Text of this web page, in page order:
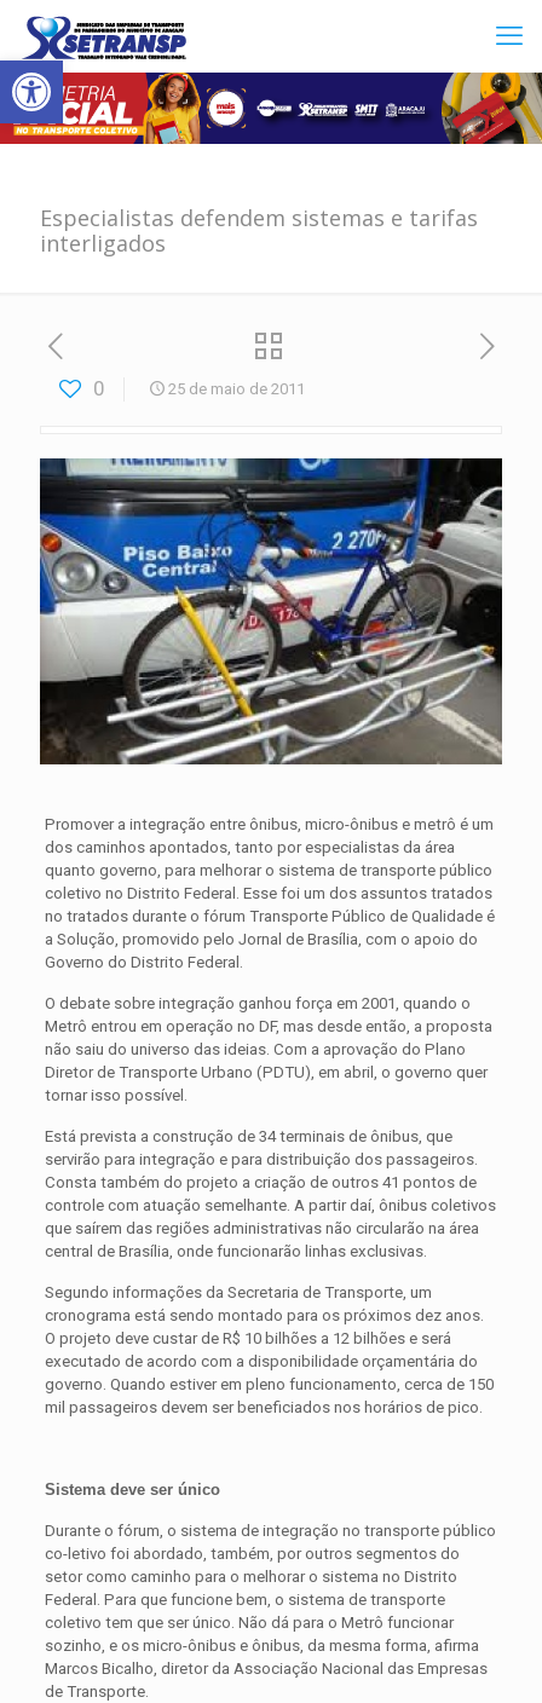
Abrir a barra de ferramentas
Especialistas defendem sistemas e tarifas
interligados
0 25 de maio de 2011
Promover a integração entre ônibus, micro-ônibus e metrô é um
dos caminhos apontados, tanto por especialistas da área
quanto governo, para melhorar o sistema de transportepúblico
coletivo no Distrito Federal. Esse foi um dos assuntos tratados
no tratados durante o fórum TransportePúblico de Qualidade é
a Solução, promovido pelo Jornal de Brasília, com o apoio do
Governo do Distrito Federal.
O debate sobre integração ganhou força em 2001, quando o
Metrô entrou em operação no DF, mas desde então, a proposta
não saiu do universo das ideias. Com a aprovação do Plano
Diretor de TransporteUrbano (PDTU), em abril, o governo quer
tornar isso possível.
Está prevista a construção de 34 terminais de ônibus, que
servirão para integração e para distribuição dos passageiros.
Consta também do projeto a criação de outros 41 pontos de
controle com atuação semelhante. A partir daí, ônibus coletivos
que saírem das regiões administrativas não circularão na área
central de Brasília, onde funcionarão linhas exclusivas.
Segundo informações da Secretaria de Transporte, um
cronograma está sendo montado para os próximos dez anos.
O projeto deve custar de R$ 10 bilhões a 12 bilhões e será
executado de acordo com a disponibilidade orçamentária do
governo. Quando estiver em pleno funcionamento, cerca de 150
mil passageirosdevem ser beneficiados nos horários de pico.
Sistema deve ser único
Durante o fórum, o sistema de integração no transportepúblico
co-letivo foi abordado, também, por outros segmentos do
setor como caminho para o melhorar o sistema no Distrito
Federal. Para que funcione bem, o sistema de transporte
coletivo tem que ser único. Não dá para o Metrô funcionar
sozinho, e os micro-ônibus e ônibus, da mesma forma, afirma
Marcos Bicalho, diretor da Associação Nacional das Empresas
de Transporte.